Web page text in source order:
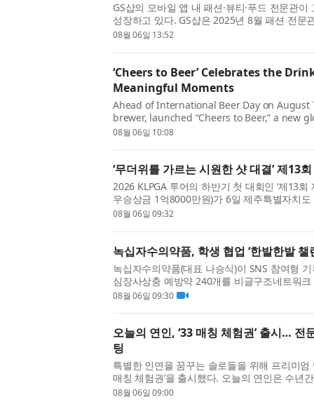
GS샵의 모바일 앱 내 패션·뷰티·푸드 전문관
성장하고 있다. GS샵은 2025년 8월 패션 전문
월에는 뷰티 전문관 ‘뷰티#(샵)’과 식품 전문관 ‘
08월 06일 13:52
‘Cheers to Beer’ Celebrates the
Meaningful Moments
Ahead of International Beer Day on
brewer, launched “Cheers to Beer,” a new
timeless role beer plays in culture and
08월 06일 10:08
‘무더위를 가르는 시원한 샷 대결’ 제13
2026 KLPGA 투어의 하반기 첫 대회인 ‘제13회
우승상금 1억8000만원)가 6일 제주특별자치
72)에서 막을 올렸다. 올해로 13회를 맞은 제주
08월 06일 09:32
녹십자수의약품, 학생 협업 ‘한발한발
녹십자수의약품(대표 나승식)이 SNS 참여형
심장사상충 예방약 240개를 비글구조네트워
발한발 챌린지’는 페이스튼국제학교 학생 프로
08월 06일 09:30
오늘의 연인, ‘33 매칭 체험권’ 출시…
팅
특별한 인연을 꿈꾸는 솔로들을 위해 프리미엄
매칭 체험권’을 출시했다. 오늘의 연인은 수년
칭 시스템을 기반으로 개인의 성향, 가치관, 조
08월 06일 09:00